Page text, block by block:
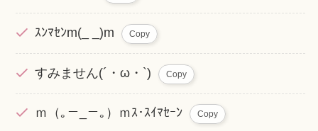
ｽﾝﾏｾﾝm(_ _)m Copy
すみません(´・ω・`) Copy
ｍ（｡－_－｡）ｍｽ･ｽｲﾏｾｰﾝ Copy